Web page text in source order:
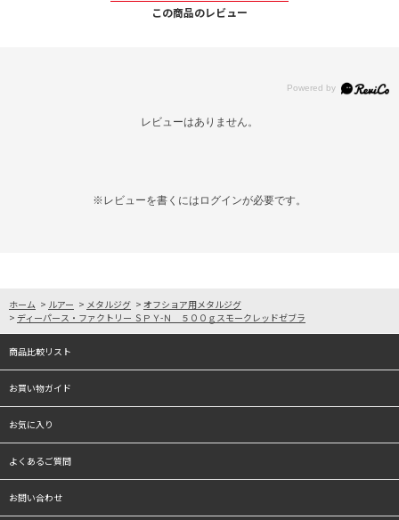
この商品のレビュー
レビューはありません。
※レビューを書くには ログインが必要です。
ホーム > ルアー > メタルジグ > オフショア用メタルジグ
> ディーパース・ファクトリー ＳＰＹ-Ｎ ５００ｇスモークレッドゼブラ
商品比較リスト
お買い物ガイド
お気に入り
よくあるご質問
お問い合わせ